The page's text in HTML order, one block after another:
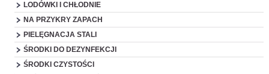
LODÓWKI I CHŁODNIE
NA PRZYKRY ZAPACH
PIELĘGNACJA STALI
ŚRODKI DO DEZYNFEKCJI
ŚRODKI CZYSTOŚCI